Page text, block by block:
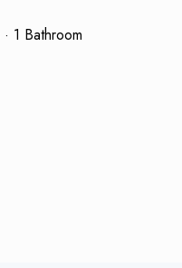
· 1 Bathroom